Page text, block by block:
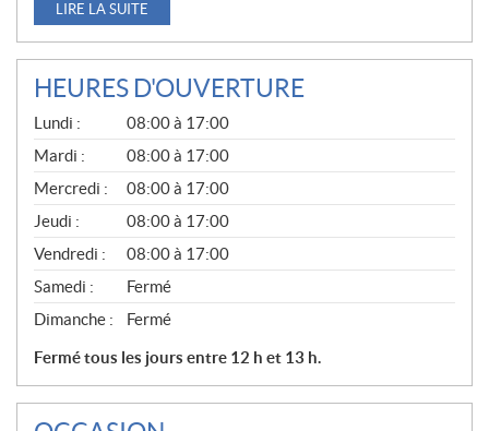
LIRE LA SUITE
HEURES D'OUVERTURE
G
É
N
É
R
A
L
Lundi :
08:00 à 17:00
Mardi :
08:00 à 17:00
Mercredi :
08:00 à 17:00
Jeudi :
08:00 à 17:00
Vendredi :
08:00 à 17:00
Samedi :
Fermé
Dimanche :
Fermé
Fermé tous les jours entre 12 h et 13 h.